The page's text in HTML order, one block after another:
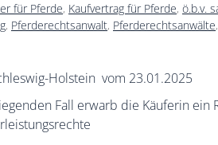
für Pferde, Kaufvertrag für Pferde, ö.b.v.
, Pferderechtsanwalt, Pferderechtsanwälte,
Holstein vom 23.01.2025
Fall erwarb die Käuferin ein